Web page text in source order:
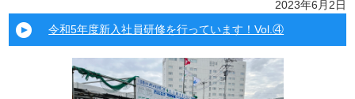
2023年6月2日
令和5年度新入社員研修を行っています！Vol.④